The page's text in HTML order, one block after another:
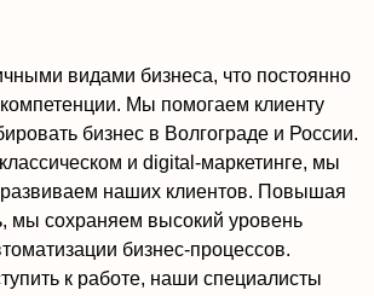
видами бизнеса, что постоянно
Мы помогаем клиенту
бизнес в Волгограде и России.
и digital-маркетинге, мы
наших клиентов. Повышая
мы сохраняем высокий уровень
бизнес-процессов.
к работе, наши специалисты